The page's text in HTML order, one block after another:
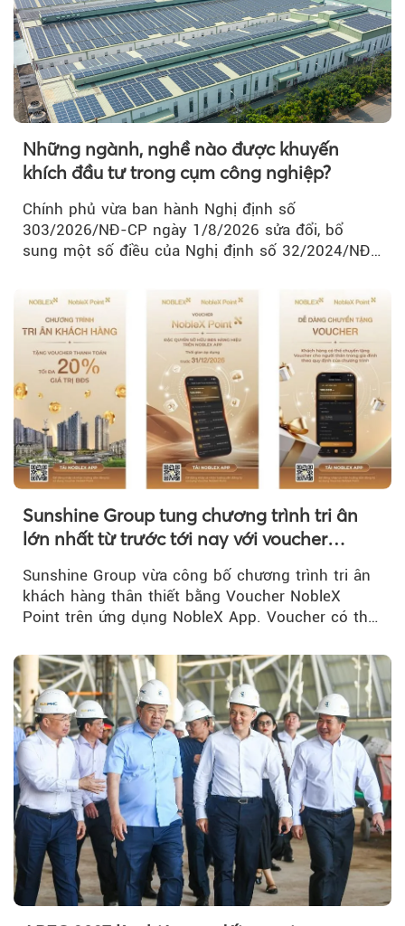
Những ngành, nghề nào được khuyến
khích đầu tư trong cụm công nghiệp?
Chính phủ vừa ban hành Nghị định số
303/2026/NĐ-CP ngày 1/8/2026 sửa đổi, bổ
sung một số điều của Nghị định số 32/2024/NĐ-
Sunshine Group tung chương trình tri ân
lớn nhất từ trước tới nay với voucher
NobleX Point cho khách hàng thân thiết
Sunshine Group vừa công bố chương trình tri ân
khách hàng thân thiết bằng Voucher NobleX
Point trên ứng dụng NobleX App. Voucher có thể